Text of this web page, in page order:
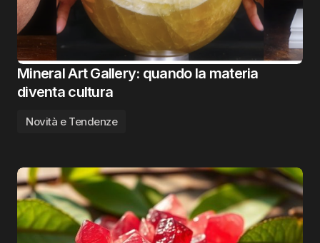
Mineral Art Gallery: quando la materia
diventa cultura
Novità e Tendenze